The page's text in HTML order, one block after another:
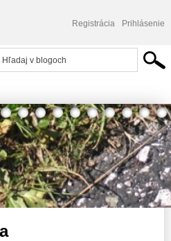
Registrácia Prihlásenie